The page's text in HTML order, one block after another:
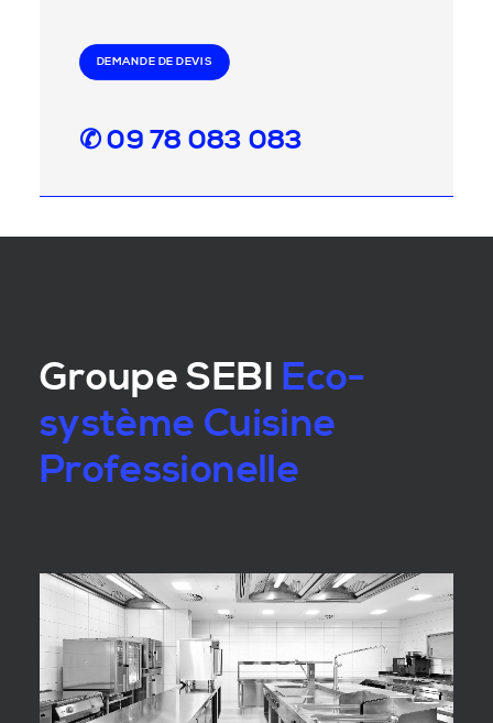
DEMANDE DE DEVIS
✆ 09 78 083 083
Groupe SEBI Eco-
système Cuisine
Professionelle